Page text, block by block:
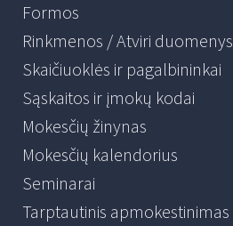
Formos
Rinkmenos / Atviri duomenys
Skaičiuoklės ir pagalbininkai
Sąskaitos ir įmokų kodai
Mokesčių žinynas
Mokesčių kalendorius
Seminarai
Tarptautinis apmokestinimas